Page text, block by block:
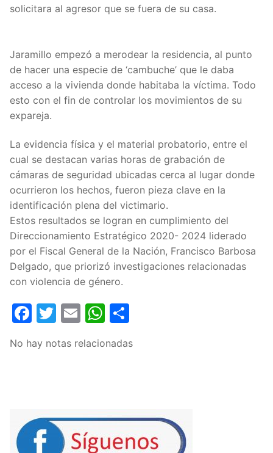
solicitara al agresor que se fuera de su casa.
Jaramillo empezó a merodear la residencia, al punto
de hacer una especie de ‘cambuche’ que le daba
acceso a la vivienda donde habitaba la víctima. Todo
esto con el fin de controlar los movimientos de su
expareja.
La evidencia física y el material probatorio, entre el
cual se destacan varias horas de grabación de
cámaras de seguridad ubicadas cerca al lugar donde
ocurrieron los hechos, fueron pieza clave en la
identificación plena del victimario.
Estos resultados se logran en cumplimiento del
Direccionamiento Estratégico 2020- 2024 liderado
por el Fiscal General de la Nación, Francisco Barbosa
Delgado, que priorizó investigaciones relacionadas
con violencia de género.
Facebook
Twitter
EmailWhatsApp
No hay notas relacionadas